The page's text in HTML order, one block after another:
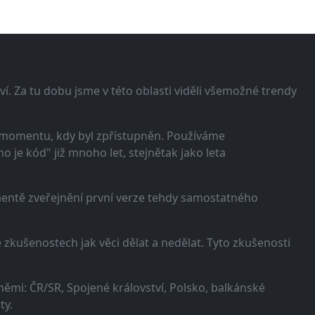
Za tu dobu jsme v této oblasti viděli všemožné trendy
kdy byl zpřístupněn. Používáme
je kód" již mnoho let, stejnětak jako leta
zveřejnění první verze tehdy samostatného
jak věci dělat a nedělat. Tyto zkušenosti
ČR/SR, Spojené království, Polsko, balkánské